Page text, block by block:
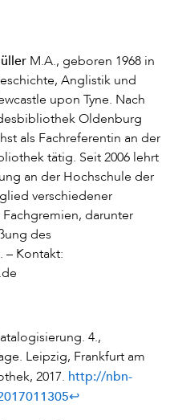
M.A., geboren 1968 in
Anglistik und
upon Tyne. Nach
Oldenburg
als Fachreferentin an der
tätig. Seit 2006 lehrt
an der Hochschule der
verschiedener
darunter
des
– Kontakt:
4.,
Leipzig, Frankfurt am
2017. http://nbn-
↩